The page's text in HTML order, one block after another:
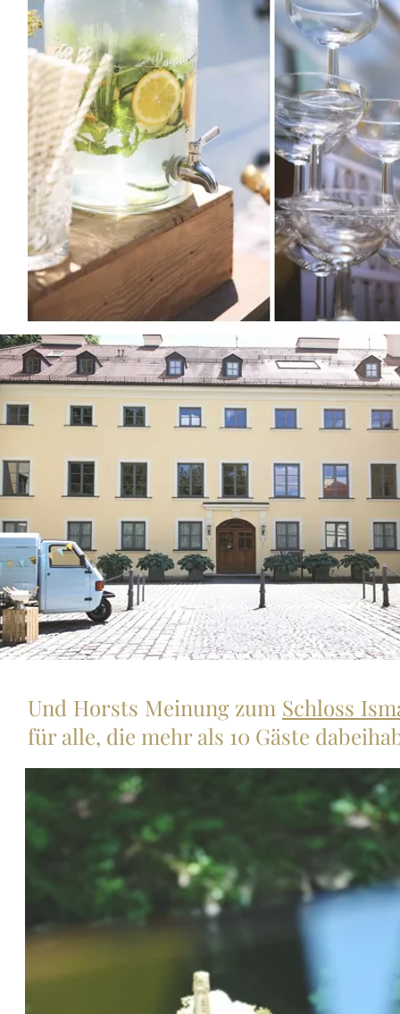
Und Horsts Meinung zum Schloss
für alle, die mehr als 10 Gäste